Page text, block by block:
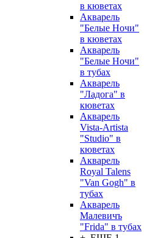
в кюветах
Акварель
"Белые Ночи"
в кюветах
Акварель
"Белые Ночи"
в тубах
Акварель
"Ладога" в
кюветах
Акварель
Vista-Artista
"Studio" в
кюветах
Акварель
Royal Talens
"Van Gogh" в
тубах
Акварель
Малевичъ
"Frida" в тубах